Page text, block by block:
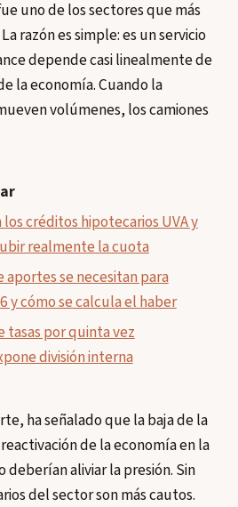
uno de los sectores que más
razón es simple: es un servicio
depende casi linealmente de
la economía. Cuando la
volúmenes, los camiones
créditos hipotecarios UVA y
realmente la cuota
aportes se necesitan para
y cómo se calcula el haber
tasas por quinta vez
división interna
ha señalado que la baja de la
de la economía en la
deberían aliviar la presión. Sin
del sector son más cautos.